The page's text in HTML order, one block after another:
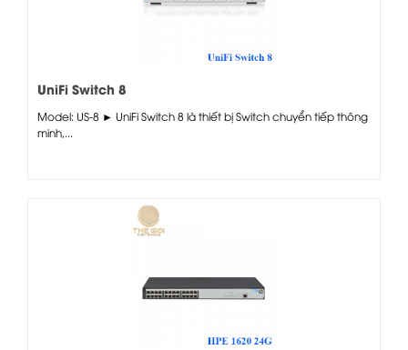
UniFi Switch 8
Model: US-8 ► UniFi Switch 8 là thiết bị Switch chuyển tiếp thông
minh,...